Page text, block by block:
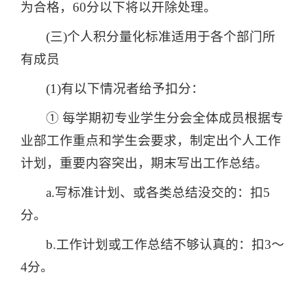
为合格，60分以下将以开除处理。
(三)个人积分量化标准适用于各个部门所
有成员
(1)有以下情况者给予扣分：
① 每学期初专业学生分会全体成员根据专
业部工作重点和学生会要求，制定出个人工作
计划，重要内容突出，期末写出工作总结。
a.写标准计划、或各类总结没交的：扣5
分。
b.工作计划或工作总结不够认真的：扣3～
4分。